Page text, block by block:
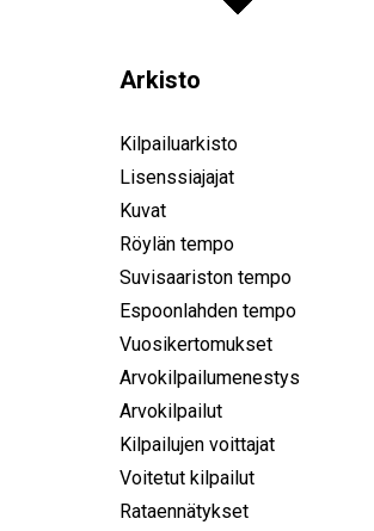
Arkisto
Kilpailuarkisto
Lisenssiajajat
Kuvat
Röylän tempo
Suvisaariston tempo
Espoonlahden tempo
Vuosikertomukset
Arvokilpailumenestys
Arvokilpailut
Kilpailujen voittajat
Voitetut kilpailut
Rataennätykset